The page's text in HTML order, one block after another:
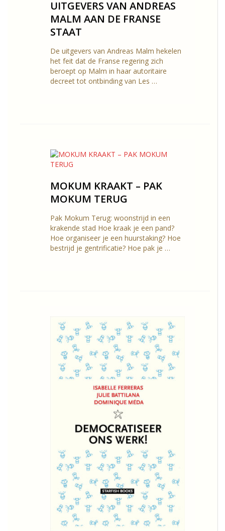
UITGEVERS VAN ANDREAS
MALM AAN DE FRANSE
STAAT
De uitgevers van Andreas Malm hekelen
het feit dat de Franse regering zich
beroept op Malm in haar autoritaire
decreet tot ontbinding van Les …
MOKUM KRAAKT – PAK
MOKUM TERUG
Pak Mokum Terug: woonstrijd in een
krakende stad Hoe kraak je een pand?
Hoe organiseer je een huurstaking? Hoe
bestrijd je gentrificatie? Hoe pak je …